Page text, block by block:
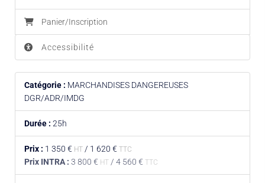
Panier/Inscription
Accessibilité
Catégorie : MARCHANDISES DANGEREUSES
DGR/ADR/IMDG
Durée : 25h
Prix : 1 350 € HT / 1 620 € TTC
Prix INTRA : 3 800 € HT / 4 560 € TTC